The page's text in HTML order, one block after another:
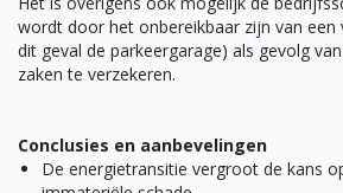
wordt door het onbereikbaar zijn van een
dit geval de parkeergarage) als gevolg
zaken te verzekeren.
Conclusies en aanbevelingen
De energietransitie vergroot de kans